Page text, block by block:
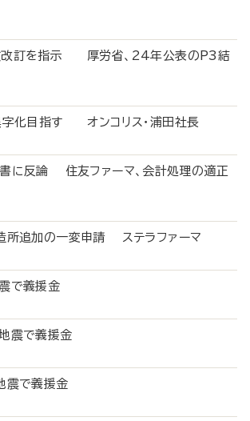
改訂を指示 厚労省、24年公表のP3結
化目指す オンコリス・浦田社長
に反論 住友ファーマ、会計処理の適正
所追加の一変申請 ステラファーマ
震で義援金
地震で義援金
地震で義援金